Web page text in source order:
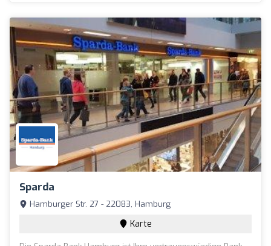
Sparda
Hamburger Str. 27 - 22083, Hamburg
Karte